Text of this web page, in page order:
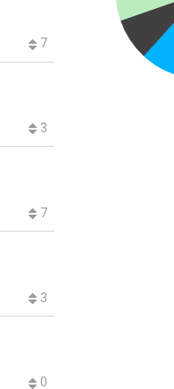
7
3
7
3
0